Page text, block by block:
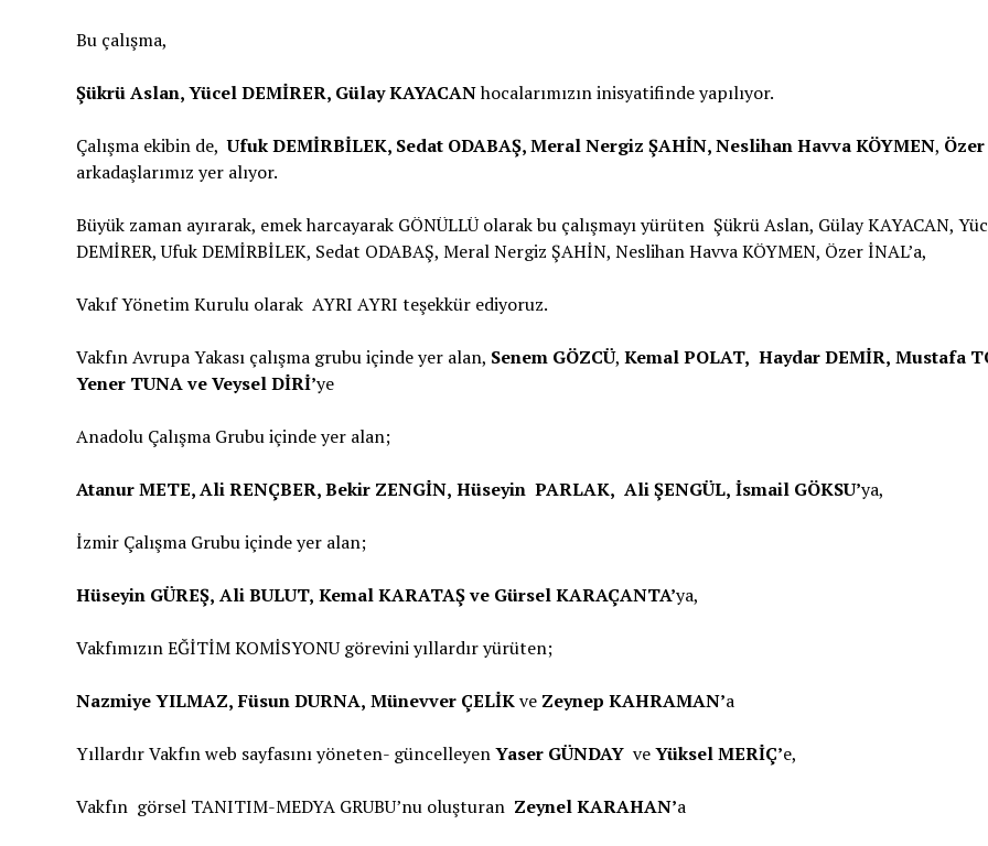
Bu çalışma,
Şükrü Aslan, Yücel DEMİRER, Gülay KAYACANhocalarımızın inisyatifinde yapılıyor.
Çalışma ekibin de, Ufuk DEMİRBİLEK, Sedat ODABAŞ, Meral Nergiz ŞAHİN, Neslihan Havva KÖYMEN,
arkadaşlarımız yer alıyor.
Büyük zaman ayırarak, emek harcayarak GÖNÜLLÜ olarak bu çalışmayı yürüten Şükrü Aslan, Gülay KAYACAN,
DEMİRER, Ufuk DEMİRBİLEK, Sedat ODABAŞ, Meral Nergiz ŞAHİN, Neslihan Havva KÖYMEN, Özer İNAL’a,
Vakıf Yönetim Kurulu olarak AYRI AYRI teşekkür ediyoruz.
Vakfın Avrupa Yakası çalışma grubu içinde yer alan, Senem GÖZCÜ, Kemal POLAT, Haydar DEMİR, Mustafa
Yener TUNA ve Veysel DİRİ’ye
Anadolu Çalışma Grubu içinde yer alan;
Atanur METE, Ali RENÇBER, Bekir ZENGİN, Hüseyin PARLAK, Ali ŞENGÜL, İsmail GÖKSU’ya,
İzmir Çalışma Grubu içinde yer alan;
Hüseyin GÜREŞ, Ali BULUT, Kemal KARATAŞ ve Gürsel KARAÇANTA’ya,
Vakfımızın EĞİTİM KOMİSYONU görevini yıllardır yürüten;
Nazmiye YILMAZ, Füsun DURNA, Münevver ÇELİKve Zeynep KAHRAMAN’a
Yıllardır Vakfın web sayfasını yöneten- güncelleyenYaser GÜNDAYveYüksel MERİÇ’e,
Vakfın görsel TANITIM-MEDYA GRUBU’nu oluşturan Zeynel KARAHAN’a